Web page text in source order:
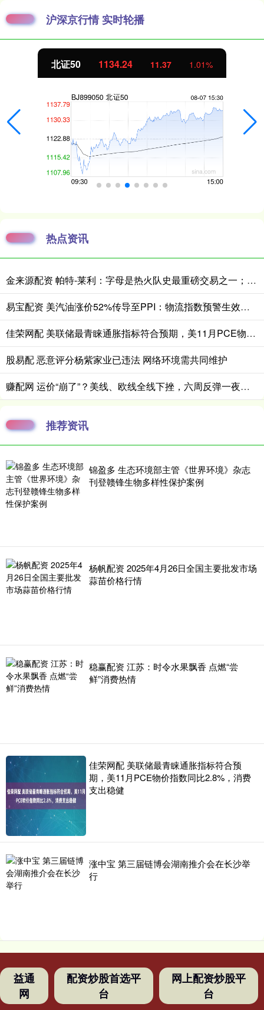
沪深京行情 实时轮播
北证50 1134.24 11.37 1.01%
热点资讯
金来源配资 帕特-莱利：字母是热火队史最重磅交易之一；我们冲冠的底气更足了
易宝配资 美汽油涨价52%传导至PPI：物流指数预警生效，暂停燃油税只是止痛药？
佳荣网配 美联储最青睐通胀指标符合预期，美11月PCE物价指数同比2.8%，消费支出稳健
股易配 恶意评分杨紫家业已违法 网络环境需共同维护
赚配网 运价“崩了”？美线、欧线全线下挫，六周反弹一夜回到解放前
推荐资讯
锦盈多 生态环境部主管《世界环境》杂志
刊登赣锋生物多样性保护案例
杨帆配资 2025年4月26日全国主要批发市场
蒜苗价格行情
稳赢配资 江苏：时令水果飘香 点燃“尝
鲜”消费热情
佳荣网配 美联储最青睐通胀指标符合预
期，美11月PCE物价指数同比2.8%，消费
支出稳健
涨中宝 第三届链博会湖南推介会在长沙举
行
益通
网
配资炒股首选平
台
网上配资炒股平
台